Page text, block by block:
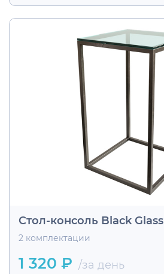
Стол-консоль Black Glass
2 комплектации
1 320 ₽ /за день